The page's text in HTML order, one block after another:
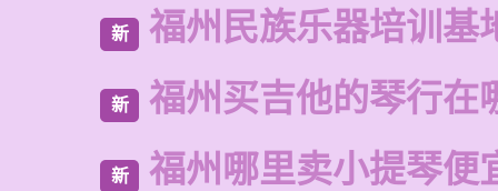
新 福州民族乐器培训基
新 福州买吉他的琴行在
新 福州哪里卖小提琴便